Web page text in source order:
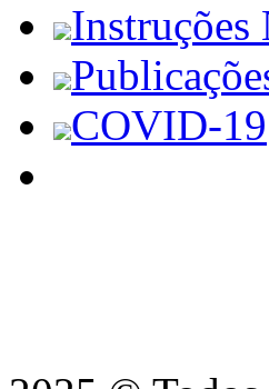
Instruções
COVID-19